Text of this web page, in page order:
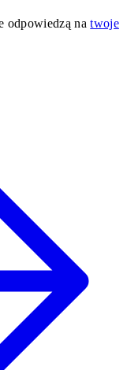
odpowiedzą natwoje